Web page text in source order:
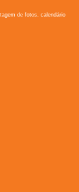
de fotos, calendário